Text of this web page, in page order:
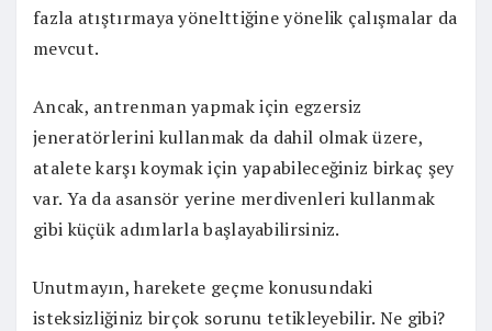
fazla atıştırmaya yönelttiğine yönelik çalışmalar da
mevcut.
Ancak, antrenman yapmak için egzersiz
jeneratörlerini kullanmak da dahil olmak üzere,
atalete karşı koymak için yapabileceğiniz birkaç şey
var. Ya da asansör yerine merdivenleri kullanmak
gibi küçük adımlarla başlayabilirsiniz.
Unutmayın, harekete geçme konusundaki
isteksizliğiniz birçok sorunu tetikleyebilir. Ne gibi?